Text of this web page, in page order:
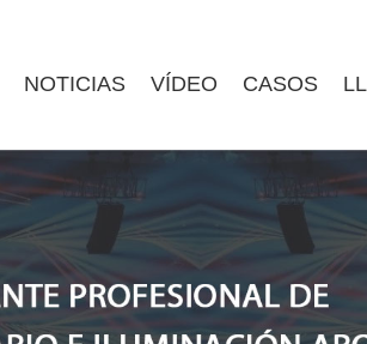
NOTICIAS VÍDEO CASOS